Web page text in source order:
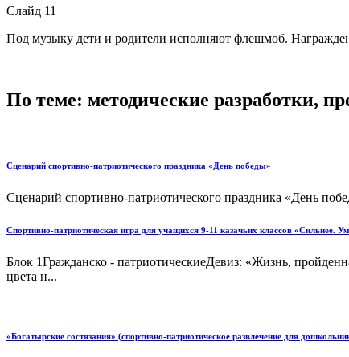
Слайд 11
Под музыку дети и родители исполняют флешмоб.
По теме: методические разработки,
Сценарий спортивно-патриотического праздника «День победы»
Сценарий спортивно-патриотического праздника «День
Спортивно-патриотическая игра для учащихся 9-11 казачьих классов «Сильнее.
Блок 1Гражданско - патриотическиеДевиз: «Жизнь,
цвета н...
«Богатырские состязания» (спортивно-патриотическое развлечение для